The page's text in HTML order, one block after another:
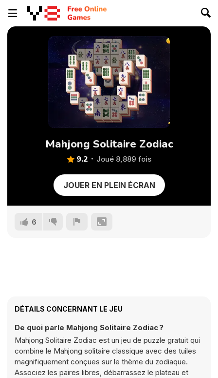
Mahjong Solitaire Zodiac
9.2 Joué 8,889 fois
JOUER EN PLEIN ÉCRAN
6
DÉTAILS CONCERNANT LE JEU
De quoi parle Mahjong Solitaire Zodiac ?
Mahjong Solitaire Zodiac est un jeu de puzzle gratuit qui
combine le Mahjong solitaire classique avec des tuiles
magnifiquement conçues sur le thème du zodiaque.
Associez les paires libres, débarrassez le plateau et